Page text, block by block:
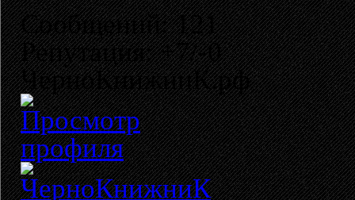
Сообщений: 121
Репутация: +7/-0
ЧерноКнижниК.рф